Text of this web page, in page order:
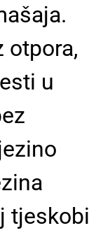
otpora,
u
tjeskobi